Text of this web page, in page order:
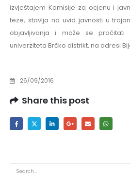
izvještajem Komisije za ocjenu i
teze, stavlja na uvid javnosti u
objavljivanja i može se pročitati
univerziteta Brčko distrikt, na adresi
26/09/2016
Share this post